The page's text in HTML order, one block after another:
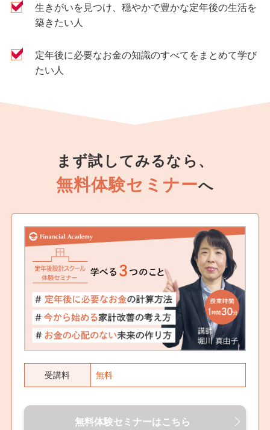
生きがいを見つけ、穏やかで豊かな定年後の生活を
築きたい人
定年後に必要なお金の知識のすべてをまとめて学び
たい人
まず試してみるなら、
無料体験セミナーへ
受講料 無料
無料体験セミナーはこちら